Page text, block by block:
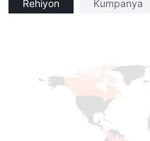
Rehiyon Kumpanya